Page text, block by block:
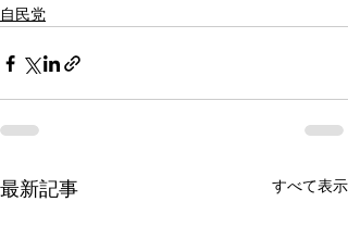
自民党
最新記事 すべて表示